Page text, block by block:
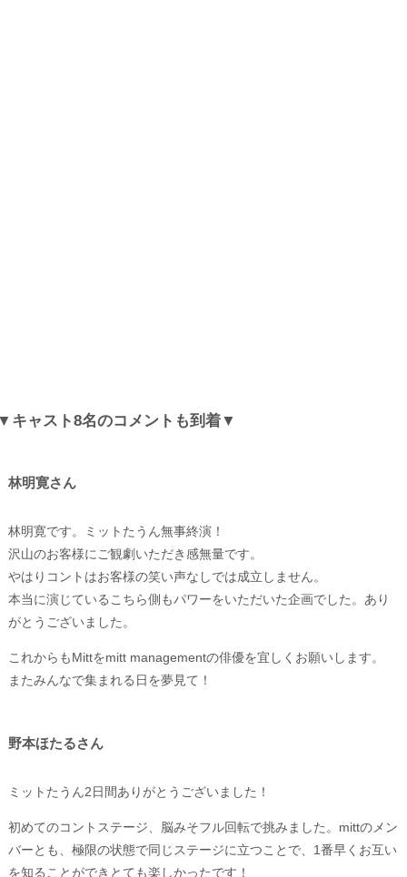
キャスト8名のコメントも到着▼
林明寛さん
林明寛です。ミットたうん無事終演！
沢山のお客様にご観劇いただき感無量です。
やはりコントはお客様の笑い声なしでは成立しません。
本当に演じているこちら側もパワーをいただいた企画でした。あり
がとうございました。
これからもMittをmitt managementの俳優を宜しくお願いします。
またみんなで集まれる日を夢見て！
野本ほたるさん
ミットたうん2日間ありがとうございました！
初めてのコントステージ、脳みそフル回転で挑みました。mittのメン
バーとも、極限の状態で同じステージに立つことで、1番早くお互い
を知ることができとても楽しかったです！